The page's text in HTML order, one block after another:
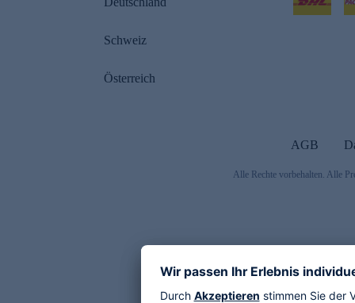
Schweiz
Österreich
AGB
Alle Rechte vorbehalten. Alle